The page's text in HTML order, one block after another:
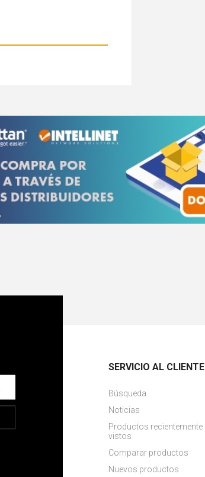
SERVICIO AL CLIENTE
Búsqueda
Noticias
Productos recientemente
vistos
Comparar productos
Nuevos productos